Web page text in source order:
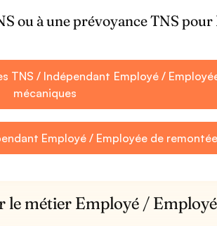
ou à une prévoyance TNS
TNS / Indépendant Employé /
mécaniques
Employé / Employée de
métier Employé /